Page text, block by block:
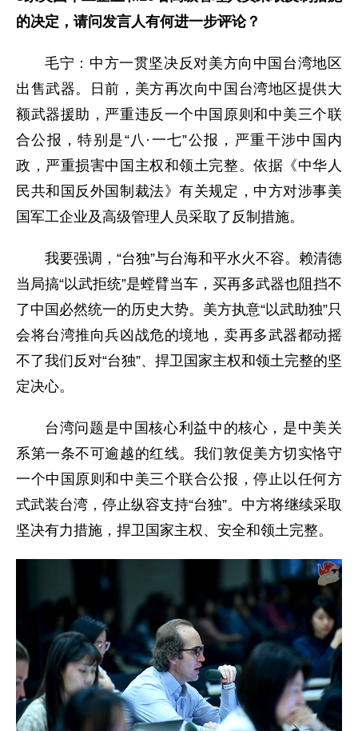
的决定，请问发言人有何进一步评论？
毛宁： 中方一贯坚决反对美方向中国台湾地区
出售武器。日前，美方再次向中国台湾地区提供大
额武器援助，严重违反一个中国原则和中美三个联
合公报，特别是“八·一七”公报，严重干涉中国内
政，严重损害中国主权和领土完整。依据《中华人
民共和国反外国制裁法》有关规定，中方对涉事美
国军工企业及高级管理人员采取了反制措施。
我要强调，“台独”与台海和平水火不容。赖清德
当局搞“以武拒统”是螳臂当车，买再多武器也阻挡不
了中国必然统一的历史大势。美方执意“以武助独”只
会将台湾推向兵凶战危的境地，卖再多武器都动摇
不了我们反对“台独”、捍卫国家主权和领土完整的坚
定决心。
台湾问题是中国核心利益中的核心，是中美关
系第一条不可逾越的红线。我们敦促美方切实恪守
一个中国原则和中美三个联合公报，停止以任何方
式武装台湾，停止纵容支持“台独”。中方将继续采取
坚决有力措施，捍卫国家主权、安全和领土完整。